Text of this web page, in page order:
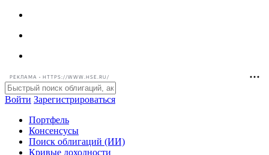
РЕКЛАМА • HTTPS://WWW.HSE.RU/
Войти Зарегистрироваться